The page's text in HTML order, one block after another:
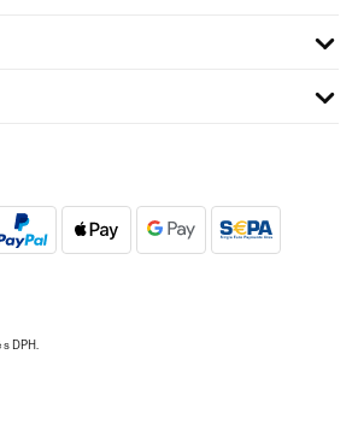
als Zusatzheizung aber ein sehr sehr
und an Tagen, an denen es
die Sonne scheint, können wir mit unserem
anzeigt, kann ich nicht wirklich sagen
Messinstrumente. Jedoch wenn ich den
auf 21 °C stelle und diesen circa 2 m vom
den Tisch stelle, schaltet dieses entsprechend
ab, ohne dass es sich im Dauerbetrieb befindet
dieses Teil in diesem Sinne. dies gibt mir
Nähe befinden müssen, um auch entsprechend
DPH.